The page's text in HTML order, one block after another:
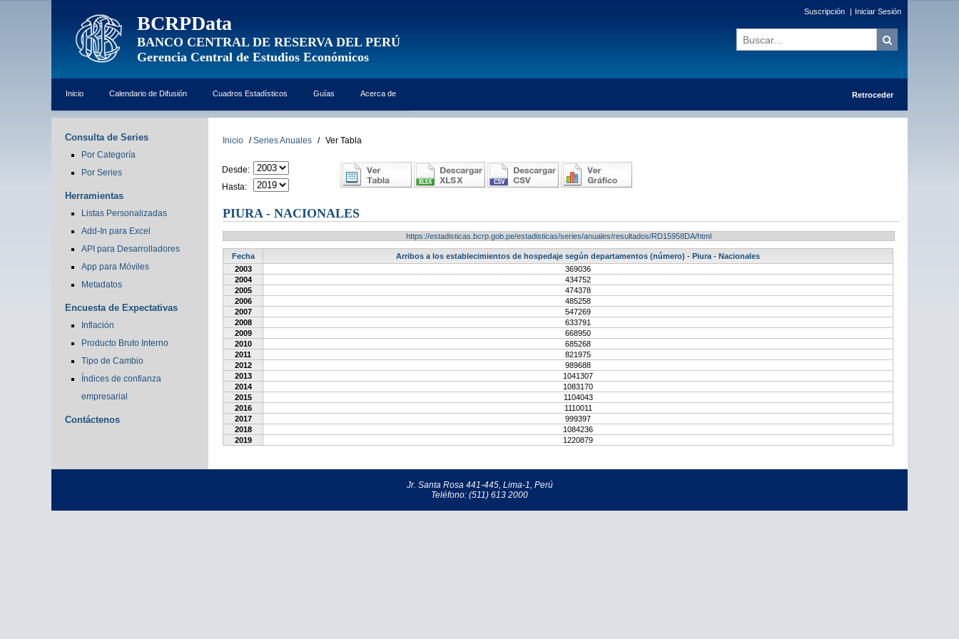
BCRPData
BANCO CENTRAL DE RESERVA DEL PERÚ
Gerencia Central de Estudios Económicos
Suscripción | Iniciar Sesión
Inicio Calendario de Difusión Cuadros Estadísticos Guías Acerca de Retroceder
Consulta de Series
Por Categoría
Por Series
Herramientas
Listas Personalizadas
Add-In para Excel
API para Desarrolladores
App para Móviles
Metadatos
Encuesta de Expectativas
Inflación
Producto Bruto Interno
Tipo de Cambio
Índices de confianza
empresarial
Contáctenos
Inicio / Series Anuales / Ver Tabla
Desde:
Hasta:
PIURA - NACIONALES
https://estadisticas.bcrp.gob.pe/estadisticas/series/anuales/resultados/RD15958DA/html
Fecha
Arribos a los establecimientos de hospedaje según departamentos (número) - Piura - Nacionales
2003
369036
2004
434752
2005
474378
2006
485258
2007
547269
2008
633791
2009
668950
2010
685268
2011
821975
2012
989688
2013
1041307
2014
1083170
2015
1104043
2016
1110011
2017
999397
2018
1084236
2019
1220879
Jr. Santa Rosa 441-445, Lima-1, Perú
Teléfono: (511) 613 2000